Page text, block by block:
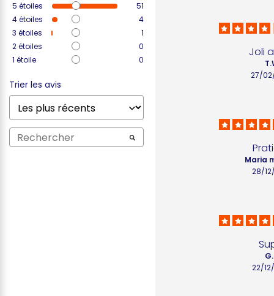
5 étoiles
51
4étoiles
4
3 étoiles
1
2étoiles
0
1 étoile 0
Trier les avis
Joli
27/
28/
Maria
22/